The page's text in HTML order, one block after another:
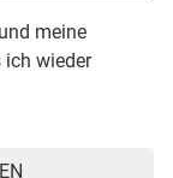
meine
ich wieder